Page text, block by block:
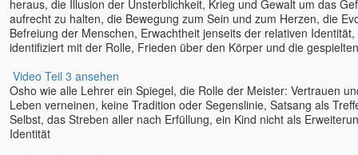
heraus, die Illusion der Unsterblichkeit, Krieg und Gewalt um das
aufrecht zu halten, die Bewegung zum Sein und zum Herzen, die
Befreiung der Menschen, Erwachtheit jenseits der relativen
identifiziert mit der Rolle, Frieden über den Körper und die
Video Teil 3 ansehen
Osho wie alle Lehrer ein Spiegel, die Rolle der Meister: Vertrauen
Leben verneinen, keine Tradition oder Segenslinie, Satsang als
Selbst, das Streben aller nach Erfüllung, ein Kind nicht als
Identität